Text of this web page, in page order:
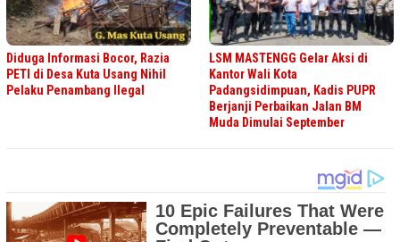
Diduga Informasi Bocor, Razia
PETI di Desa Kuta Usang Nihil
Pelaku Penambang Ilegal
LSM MASTENGG Gelar Aksi di
Kantor Wali Kota
Padangsidimpuan, Kadis PUPR
Berjanji Perbaikan Jalan BM
Muda Dimulai September